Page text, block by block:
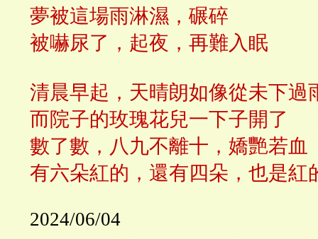
夢被這場雨淋濕，碾碎
被嚇尿了，起夜，再難入眠
清晨早起，天晴朗如像從未下過
而院子的玫瑰花兒一下子開了
數了數，八九不離十，嬌艷若血
有六朵紅的，還有四朵，也是紅
2024/06/04